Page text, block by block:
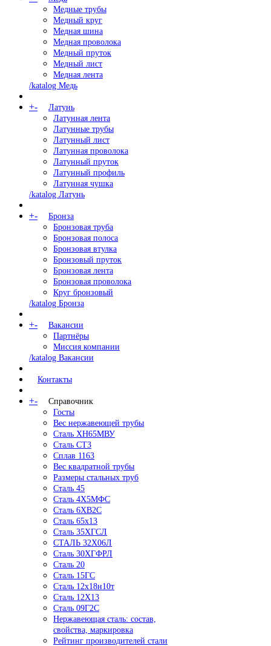
Медные трубы
Медный круг
Медная шина
Медная проволока
Медный пруток
Медный лист
Медная лента
/katalog Медь
+-
Латунь
Латунная лента
Латунные трубы
Латунный лист
Латунная проволока
Латунный пруток
Латунный профиль
Латунная чушка
/katalog Латунь
+-
Бронза
Бронзовая труба
Бронзовая полоса
Бронзовая втулка
Бронзовый пруток
Бронзовая лента
Бронзовая проволока
Круг бронзовый
/katalog Бронза
+-
Вакансии
Партнёры
Миссия компании
/katalog Вакансии
Контакты
+-
Справочник
Госты
Вес нержавеющей трубы
Сталь ХН65МВУ
Сталь СТ3
Сплав 1163
Вес квадратной трубы
Размеры стальных труб
Сталь 45
Сталь 4Х5МФС
Сталь 6ХВ2С
Сталь 65х13
Сталь 35ХГСЛ
СТАЛЬ 32Х06Л
Сталь 30ХГФРЛ
Сталь 20
Сталь 15ГС
Сталь 12х18н10т
Сталь 12Х13
Сталь 09Г2С
Нержавеющая сталь: состав,
свойства, маркировка
Рейтинг производителей стали